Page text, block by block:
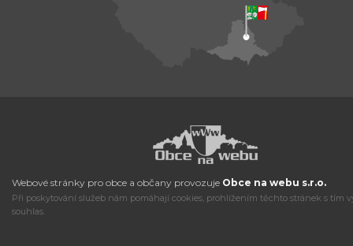
Webové stránky pro obce a občany provozuje Obce na webu s.r.o.
Při poskytování služeb nám pomáhají cookies, prohlížením těchto stránek s tím
souhlas.